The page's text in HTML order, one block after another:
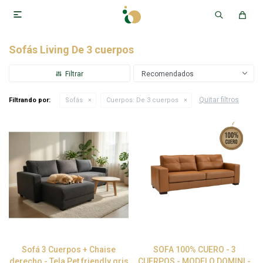

Sofás Living De 3 cuerpos
Recomendados
Filtrando por: Sofás Cuerpos: De 3 cuerpos Quitar filtros
Sofá 3 Cuerpos + Chaise
SOFA 100% CUERO - 3